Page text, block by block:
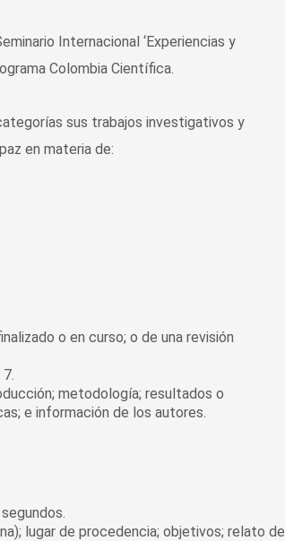
Internacional ‘Experiencias y
Colombia Científica.
sus trabajos investigativos y
en materia de:
o en curso; o de una revisión
metodología; resultados o
e información de los autores.
lugar de procedencia; objetivos; relato de